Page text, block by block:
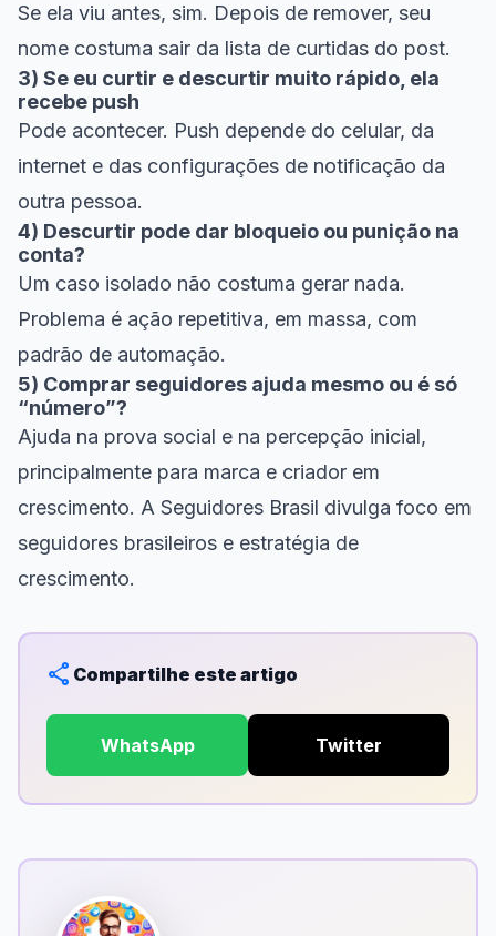
Se ela viu antes, sim. Depois de remover, seu
nome costuma sair da lista de curtidas do post.
3) Se eu curtir e descurtir muito rápido, ela
recebe push
Pode acontecer. Push depende do celular, da
internet e das configurações de notificação da
outra pessoa.
4) Descurtir pode dar bloqueio ou punição na
conta?
Um caso isolado não costuma gerar nada.
Problema é ação repetitiva, em massa, com
padrão de automação.
5) Comprar seguidores ajuda mesmo ou é só
“número”?
Ajuda na prova social e na percepção inicial,
principalmente para marca e criador em
crescimento. A Seguidores Brasil divulga foco em
seguidores brasileiros e estratégia de
crescimento.
share Compartilhe este artigo
WhatsApp Twitter